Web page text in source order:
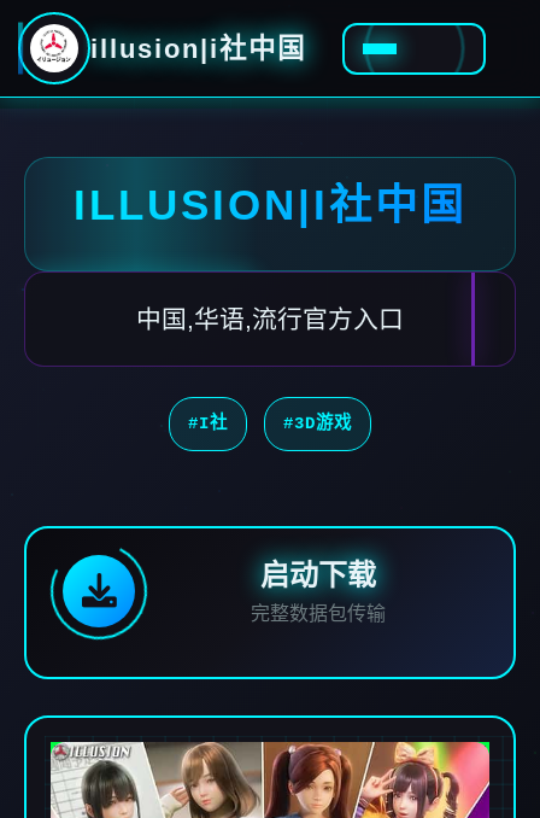
illusion|i社中国
ILLUSION|I社中国
中国,华语,流行官方入口
#I社 #3D游戏
启动下载
完整数据包传输